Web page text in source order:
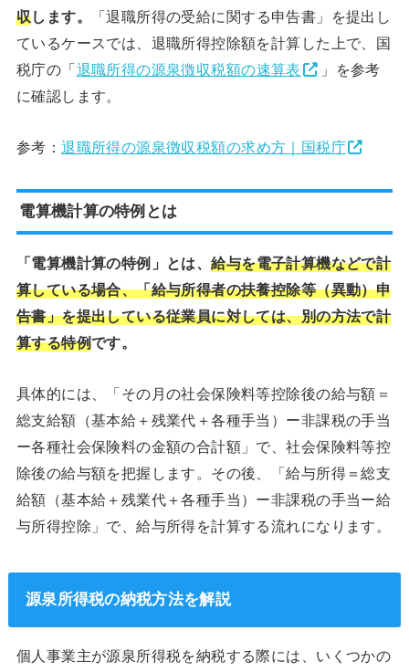
収します。
「退職所得の受給に関する申告書」を提出し
ているケースでは、退職所得控除額を計算した上で、国
税庁の「退職所得の源泉徴収税額の速算表
」を参考
に確認します。
参考：退職所得の源泉徴収税額の求め方｜国税庁
電算機計算の特例とは
「電算機計算の特例」とは、給与を電子計算機などで計
算している場合、「給与所得者の扶養控除等（異動）申
告書」を提出している従業員に対しては、別の方法で計
算する特例です。
具体的には、「その月の社会保険料等控除後の給与額＝
総支給額（基本給＋残業代＋各種手当）ー非課税の手当
ー各種社会保険料の金額の合計額」で、社会保険料等控
除後の給与額を把握します。その後、「給与所得＝総支
給額（基本給＋残業代＋各種手当）ー非課税の手当ー給
与所得控除」で、給与所得を計算する流れになります。
源泉所得税の納税方法を解説
個人事業主が源泉所得税を納税する際には、いくつかの